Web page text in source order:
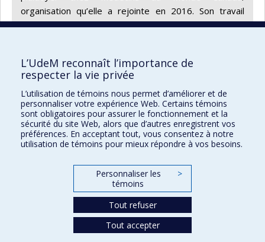
organisation qu’elle a rejointe en 2016. Son travail
porte principalement sur les enjeux humanitaires et le
Retour à la liste
Maison des affaires publiques et
internationales
L’UdeM reconnaît l’importance de
respecter la vie privée
L’utilisation de témoins nous permet d’améliorer et de
personnaliser votre expérience Web. Certains témoins
sont obligatoires pour assurer le fonctionnement et la
sécurité du site Web, alors que d’autres enregistrent vos
préférences. En acceptant tout, vous consentez à notre
utilisation de témoins pour mieux répondre à vos besoins.
Personnaliser les
témoins
>
Tout refuser
Tout accepter